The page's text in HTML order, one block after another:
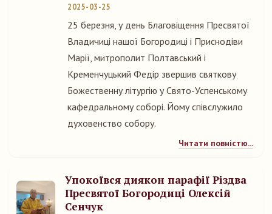
2025-03-25
25 березня, у день Благовіщення Пресвятої
Владичиці нашої Богородиці і Приснодіви
Марії, митрополит Полтавський і
Кременчуцький Федір звершив святкову
Божественну літургію у Свято-Успенському
кафедральному соборі. Йому співслужило
духовенство собору.
Читати повністю...
Упокоївся диякон парафії Різдва
Пресвятої Богородиці Олексій
Сенчук